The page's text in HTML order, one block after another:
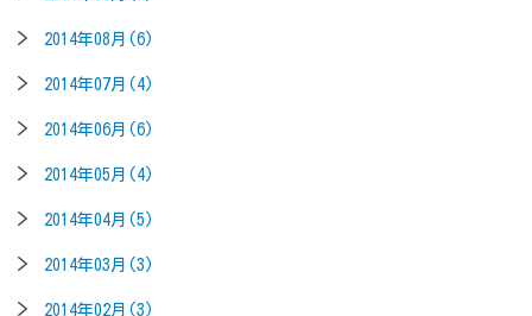
2014年08月(6)
2014年07月(4)
2014年06月(6)
2014年05月(4)
2014年04月(5)
2014年03月(3)
2014年02月(3)